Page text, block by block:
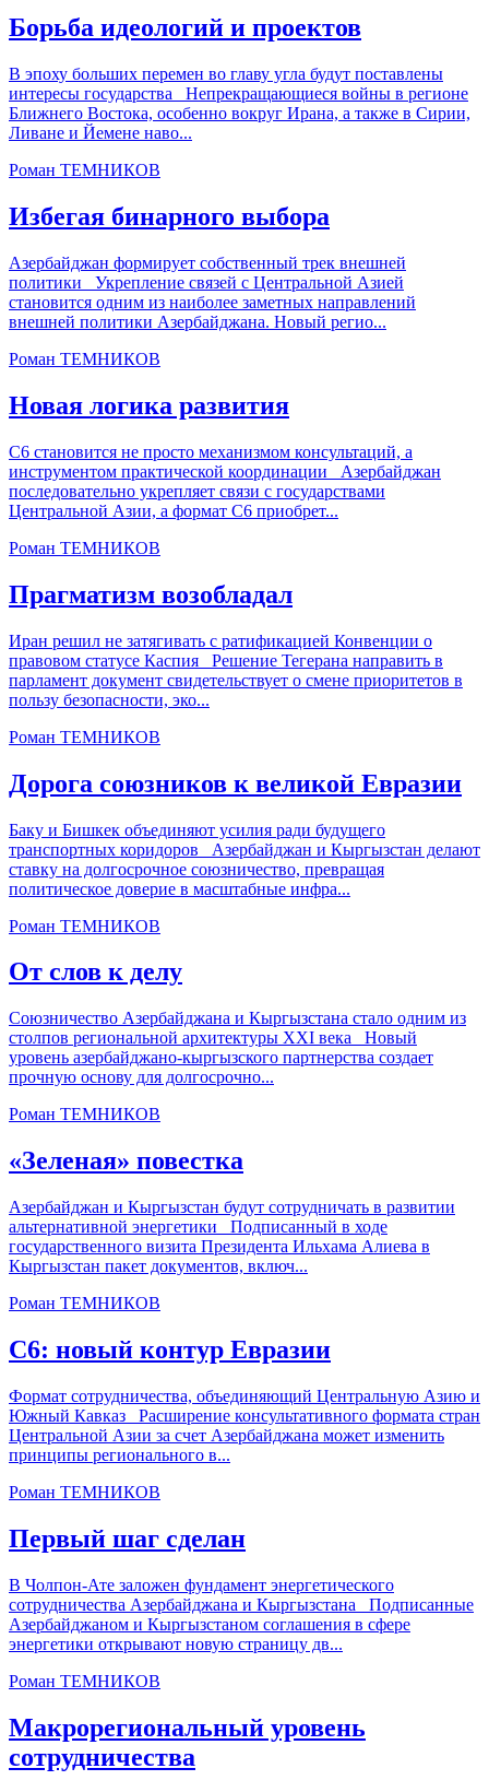
Борьба идеологий и проектов
В эпоху больших перемен во главу угла будут поставлены
интересы государства Непрекращающиеся войны в регионе
Ближнего Востока, особенно вокруг Ирана, а также в Сирии,
Ливане и Йемене наво...
Роман ТЕМНИКОВ
Избегая бинарного выбора
Азербайджан формирует собственный трек внешней
политики Укрепление связей с Центральной Азией
становится одним из наиболее заметных направлений
внешней политики Азербайджана. Новый регио...
Роман ТЕМНИКОВ
Новая логика развития
С6 становится не просто механизмом консультаций, а
инструментом практической координации Азербайджан
последовательно укрепляет связи с государствами
Центральной Азии, а формат С6 приобрет...
Роман ТЕМНИКОВ
Прагматизм возобладал
Иран решил не затягивать с ратификацией Конвенции о
правовом статусе Каспия Решение Тегерана направить в
парламент документ свидетельствует о смене приоритетов в
пользу безопасности, эко...
Роман ТЕМНИКОВ
Дорога союзников к великой Евразии
Баку и Бишкек объединяют усилия ради будущего
транспортных коридоров Азербайджан и Кыргызстан делают
ставку на долгосрочное союзничество, превращая
политическое доверие в масштабные инфра...
Роман ТЕМНИКОВ
От слов к делу
Союзничество Азербайджана и Кыргызстана стало одним из
столпов региональной архитектуры XXI века Новый
уровень азербайджано-кыргызского партнерства создает
прочную основу для долгосрочно...
Роман ТЕМНИКОВ
«Зеленая» повестка
Азербайджан и Кыргызстан будут сотрудничать в развитии
альтернативной энергетики Подписанный в ходе
государственного визита Президента Ильхама Алиева в
Кыргызстан пакет документов, включ...
Роман ТЕМНИКОВ
С6: новый контур Евразии
Формат сотрудничества, объединяющий Центральную Азию и
Южный Кавказ Расширение консультативного формата стран
Центральной Азии за счет Азербайджана может изменить
принципы регионального в...
Роман ТЕМНИКОВ
Первый шаг сделан
В Чолпон-Ате заложен фундамент энергетического
сотрудничества Азербайджана и Кыргызстана Подписанные
Азербайджаном и Кыргызстаном соглашения в сфере
энергетики открывают новую страницу дв...
Роман ТЕМНИКОВ
Макрорегиональный уровень
сотрудничества